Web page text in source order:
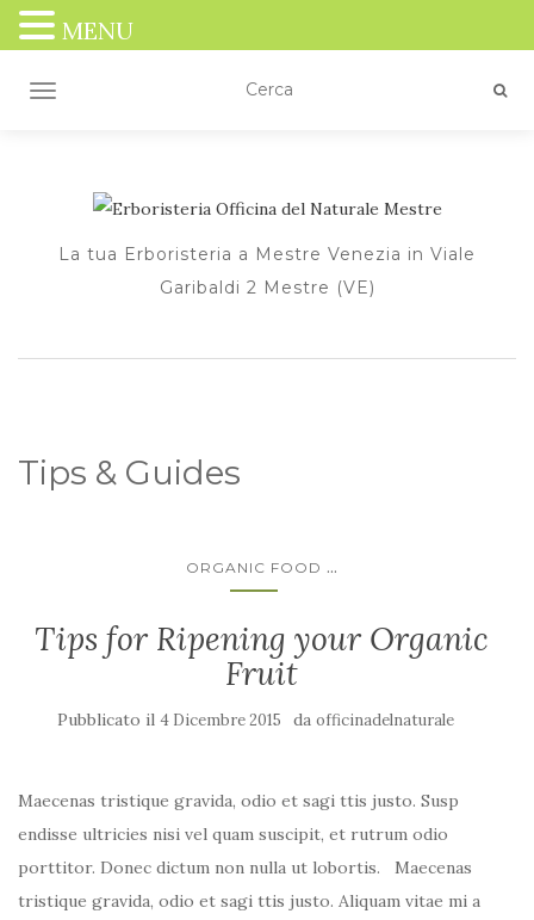
TOGGLE NAVIGATION
La tua Erboristeria a Mestre Venezia in Viale
Garibaldi 2 Mestre (VE)
Tips & Guides
ORGANIC FOOD ...
Tips for Ripening your Organic
Fruit
Pubblicato il 4 Dicembre 2015 da officinadelnaturale
Maecenas tristique gravida, odio et sagi ttis justo. Susp
endisse ultricies nisi vel quam suscipit, et rutrum odio
porttitor. Donec dictum non nulla ut lobortis. Maecenas
tristique gravida, odio et sagi ttis justo. Aliquam vitae mi a
MENU